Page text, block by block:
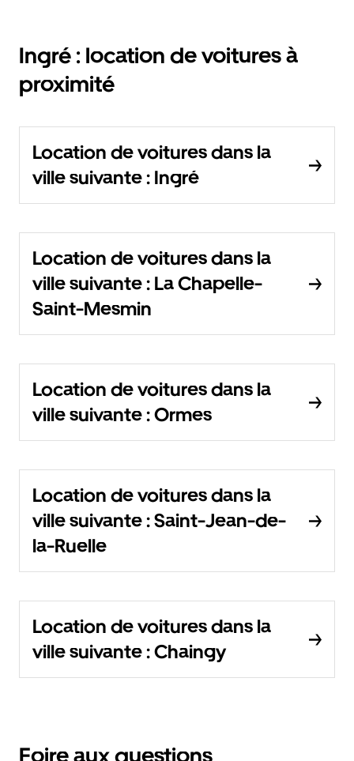
Ingré : location de voitures à
proximité
Location de voitures dans la
ville suivante : Ingré
Location de voitures dans la
ville suivante : La Chapelle-
Saint-Mesmin
Location de voitures dans la
ville suivante : Ormes
Location de voitures dans la
ville suivante : Saint-Jean-de-
la-Ruelle
Location de voitures dans la
ville suivante : Chaingy